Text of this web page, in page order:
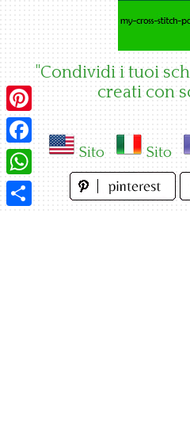
"Condividi i tuoi
creati con
Sito Sito
Pinterest
Facebook
WhatsApp